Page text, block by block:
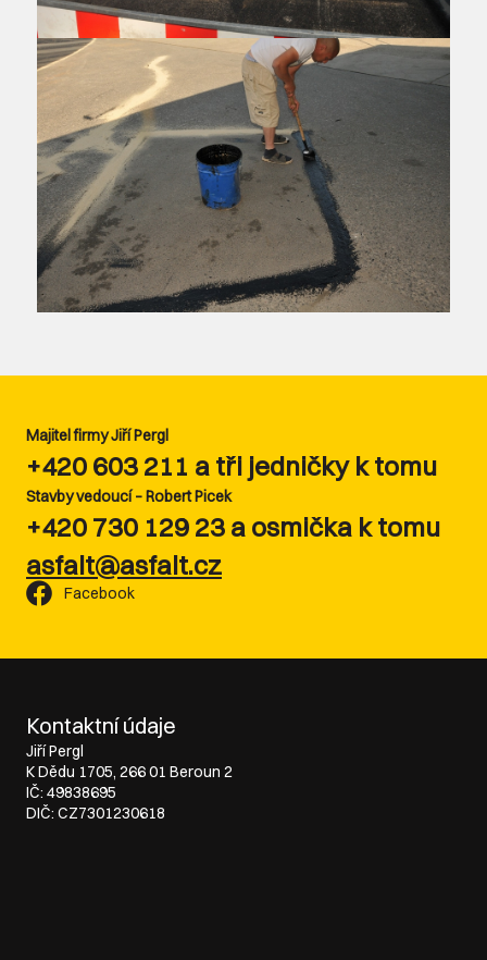
Majitel firmy Jiří Pergl
+420 603 211 a tři jedničky k tomu
Stavby vedoucí – Robert Picek
+420 730 129 23 a osmička k tomu
asfalt@asfalt.cz
Facebook
Kontaktní údaje
Jiří Pergl
K Dědu 1705, 266 01 Beroun 2
IČ: 49838695
DIČ: CZ7301230618